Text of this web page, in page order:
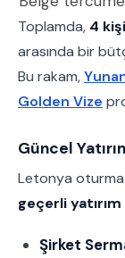
Toplamda, 4
arasında bir
Bu rakam,
Golden Vize
Güncel
Letonya oturma
geçerli
Şirket